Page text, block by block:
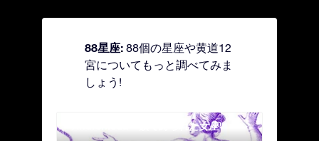
88星座: 88個の星座や黄道12
宮についてもっと調べてみま
しょう!
Andromeda - 鎖で縛られた女座